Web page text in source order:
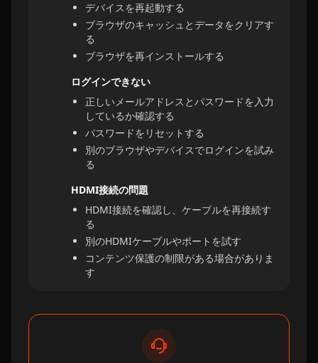
デバイスを再起動する
ブラウザのキャッシュとデータをクリアす
る
ブラウザを再インストールする
ログインできない
正しいメールアドレスとパスワードを入力
しているか確認する
パスワードをリセットする
別のブラウザやデバイスでログインを試み
る
HDMI接続の問題
HDMI接続を確認し、ケーブルを再接続す
る
別のHDMIケーブルやポートを試す
コンテンツ保護の制限がある場合がありま
す